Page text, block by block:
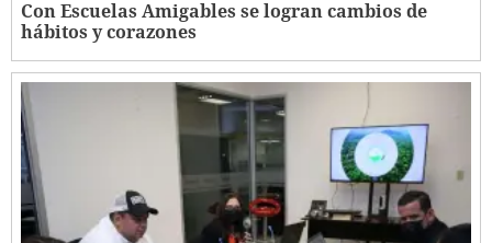
Con Escuelas Amigables se logran cambios de
hábitos y corazones